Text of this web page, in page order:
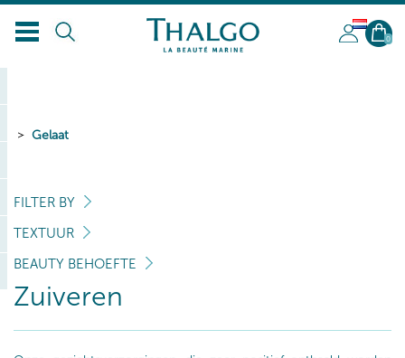
NL
0
Gelaat
FILTER BY
TEXTUUR
BEAUTY BEHOEFTE
Zuiveren